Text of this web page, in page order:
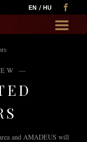
EN HU
and AMADEUS will